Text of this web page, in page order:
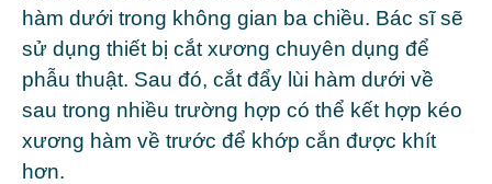
hàm dưới trong không gian ba chiều. Bác sĩ sẽ
sử dụng thiết bị cắt xương chuyên dụng để
phẫu thuật. Sau đó, cắt đẩy lùi hàm dưới về
sau trong nhiều trường hợp có thể kết hợp kéo
xương hàm về trước để khớp cắn được khít
hơn.